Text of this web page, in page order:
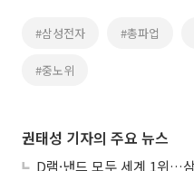
#삼성전자 #총파업
#중노위
권태성 기자의 주요 뉴스